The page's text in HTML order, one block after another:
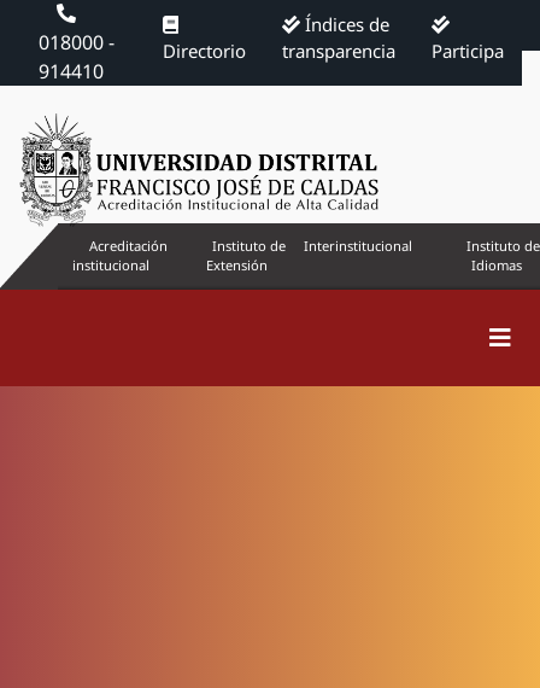
018000 -
914410
Directorio
Índices de
transparencia
Participa
Acreditación
institucional
Instituto de
Extensión
Interinstitucional
Instituto de
Idiomas